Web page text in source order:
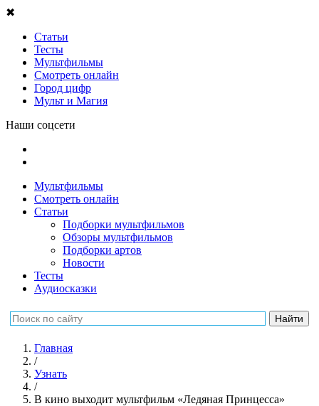
✖
Статьи
Тесты
Мультфильмы
Смотреть онлайн
Город цифр
Мульт и Магия
Наши соцсети
Мультфильмы
Смотреть онлайн
Статьи
Подборки мультфильмов
Обзоры мультфильмов
Подборки артов
Новости
Тесты
Аудиосказки
Главная
/
Узнать
/
В кино выходит мультфильм «Ледяная Принцесса»